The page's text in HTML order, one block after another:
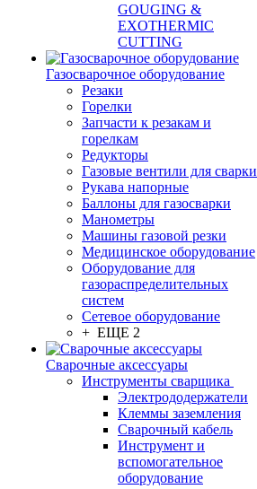
GOUGING &
EXOTHERMIC
CUTTING
Газосварочное оборудование
Резаки
Горелки
Запчасти к резакам и
горелкам
Редукторы
Газовые вентили для сварки
Рукава напорные
Баллоны для газосварки
Манометры
Машины газовой резки
Медицинское оборудование
Оборудование для
газораспределительных
систем
Сетевое оборудование
+ ЕЩЕ 2
Сварочные аксессуары
Инструменты сварщика
Электрододержатели
Клеммы заземления
Сварочный кабель
Инструмент и
вспомогательное
оборудование